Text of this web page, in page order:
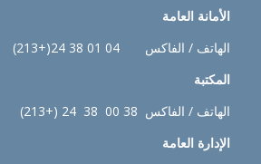
الأمانة العامة
الهاتف / الفاكس 04 01 38 24(+213)
المكتبة
الهاتف / الفاكس 38 00 38 24 (+213)
الإدارة العامة